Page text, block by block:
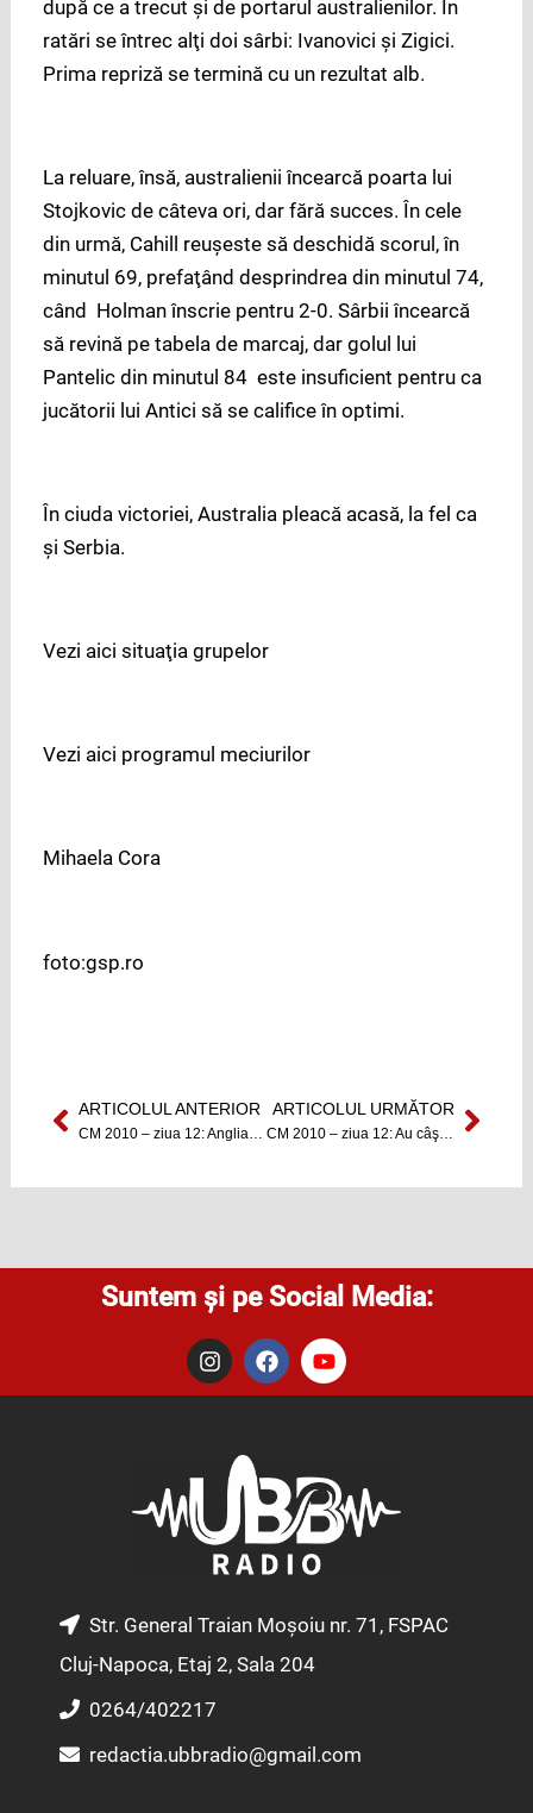
după ce a trecut şi de portarul australienilor. În
ratări se întrec alţi doi sârbi: Ivanovici şi Zigici.
Prima repriză se termină cu un rezultat alb.
La reluare, însă, australienii încearcă poarta lui
Stojkovic de câteva ori, dar fără succes. În cele
din urmă, Cahill reuşeste să deschidă scorul, în
minutul 69, prefaţând desprindrea din minutul 74,
când Holman înscrie pentru 2-0. Sârbii încearcă
să revină pe tabela de marcaj, dar golul lui
Pantelic din minutul 84 este insuficient pentru ca
jucătorii lui Antici să se califice în optimi.
În ciuda victoriei, Australia pleacă acasă, la fel ca
şi Serbia.
Vezi aici situaţia grupelor
Vezi aici programul meciurilor
Mihaela Cora
foto:gsp.ro
Prev
ARTICOLUL ANTERIOR ARTICOLUL URMĂTORNext
Suntem și pe Social Media:
I
n
s
m
F
a
c
o
k
Y
o
u
e
Str. General Traian Moșoiu nr. 71, FSPAC
Cluj-Napoca, Etaj 2, Sala 204
0264/402217
redactia.ubbradio@gmail.com